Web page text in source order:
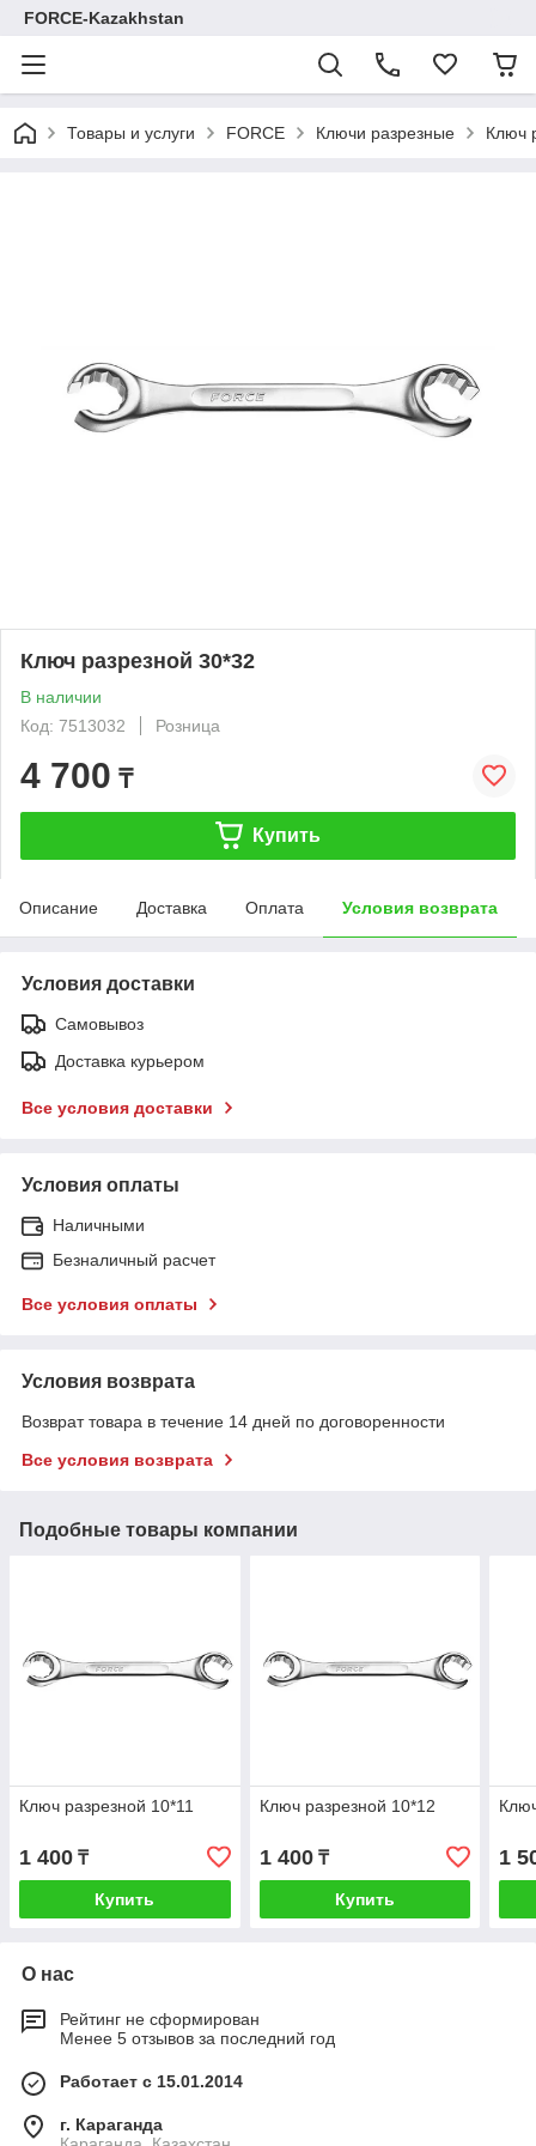
FORCE-Kazakhstan
Товары и услуги FORCE Ключи разрезные Ключ
Ключ разрезной 30*32
В наличии
Код: 7513032
Розница
4 700 ₸
Купить
Описание Доставка Оплата Условия возврата
Условия доставки
Самовывоз
Доставка курьером
Все условия доставки
Условия оплаты
Наличными
Безналичный расчет
Все условия оплаты
Условия возврата
Возврат товара в течение 14 дней по договоренности
Все условия возврата
Подобные товары компании
Ключ разрезной 10*11
1 400 ₸
Купить
Ключ разрезной 10*12
1 400₸
Купить
1
О нас
Рейтинг не сформирован
Менее 5 отзывов за последний год
Работает с 15.01.2014
г. Караганда